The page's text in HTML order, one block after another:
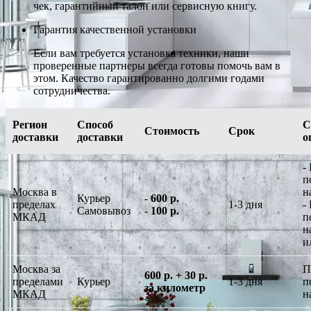
чек, гарантийный талон или сервисную книгу.
Гарантия качественной установки
Если вам требуется установка техники, наши
проверенные партнеры всегда готовы помочь вам в
этом. Качество гарантированно долгими годами
сотрудничества.
Регион
доставки
Способ
доставки
Стоимость Срок
Москва в
пределах
МКАД
Курьер
Самовывоз
-600 р.
- 100 р.
1-3 дня
-
-
Москва за
пределами
МКАД
Курьер
600 р. + 30 р.
за километр
1-3 дня